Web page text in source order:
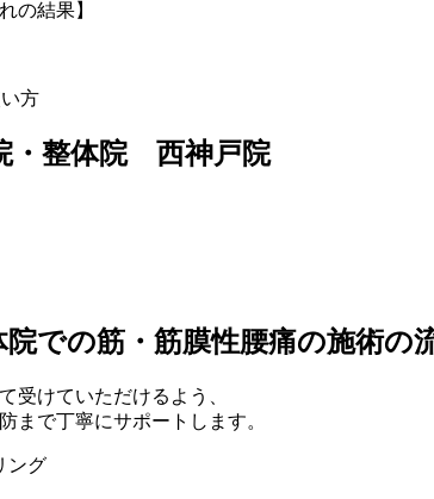
の結果】
方
・整体院 西神戸院
院での筋・筋膜性腰痛の施術の
受けていただけるよう、
まで丁寧にサポートします。
ング